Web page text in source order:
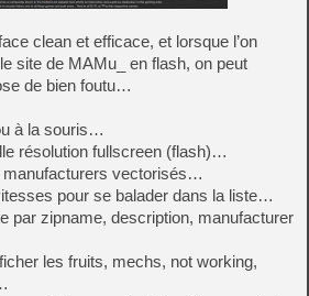
clean et efficace, et lorsque l’on
site de MAMu_ en flash, on peut
de bien foutu…
à la souris…
résolution fullscreen (flash)…
manufacturers vectorisés…
pour se balader dans la liste…
par zipname, description, manufacturer
les fruits, mechs, not working,